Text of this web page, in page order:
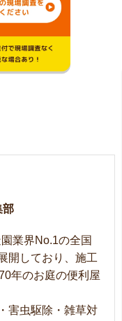
部
業界No.1の全国
開しており、施工
年のお庭の便利屋
害虫駆除・雑草対